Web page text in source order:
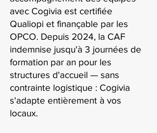
avec Cogivia est certifiée
Qualiopi et finançable par les
OPCO. Depuis 2024, la CAF
indemnise jusqu'à 3 journées de
formation par an pour les
structures d'accueil — sans
contrainte logistique : Cogivia
s'adapte entièrement à vos
locaux.